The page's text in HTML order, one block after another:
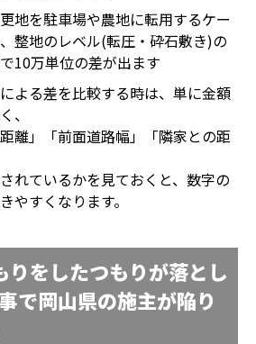
地を駐車場や農地に転用するケー
整地のレベル(転圧・砕石敷き)の
10万単位の差が出ます
よる差を比較する時は、単に金額
、
離」「前面道路幅」「隣家との距
れているかを見ておくと、数字の
やすくなります。
りをしたつもりが落とし
で岡山県の施主が陥り